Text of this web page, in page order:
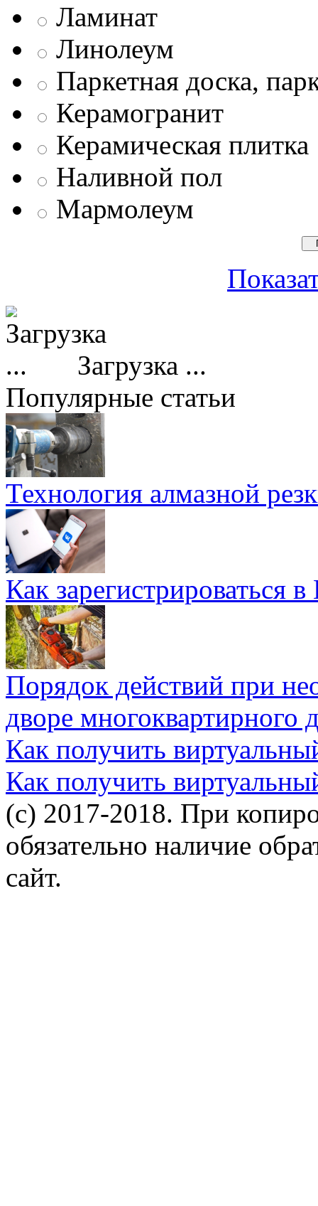
Ламинат
Линолеум
Паркетная доска,
Керамогранит
Керамическая плитка
Наливной пол
Мармолеум
Загрузка ...
Популярные статьи
Технология алмазной
Как зарегистрироваться
Порядок действий при
дворе многоквартирного
Как получить
Как получить
(c) 2017-2018. При
обязательно наличие
сайт.